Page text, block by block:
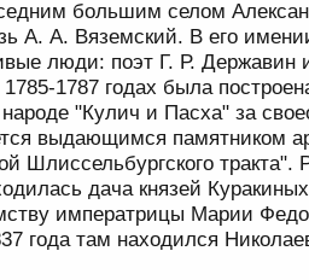
большим селом
А. А. Вяземский. В его
люди: поэт Г. Р. Державин
1785-1787 годах была
"Кулич и Пасха" за
выдающимся памятником
Шлиссельбургского тракта".
дача князей
императрицы Марии
года там находился